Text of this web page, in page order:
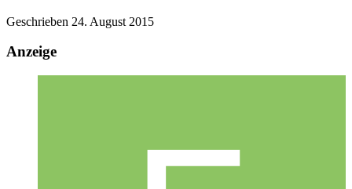
Geschrieben 24. August 2015
Anzeige